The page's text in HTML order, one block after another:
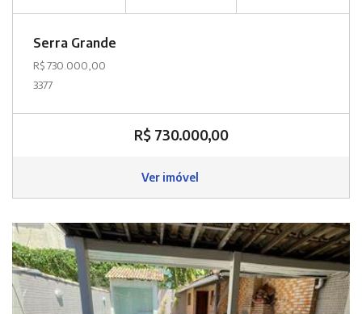
Serra Grande
R$ 730.000,00
3377
R$ 730.000,00
Ver imóvel